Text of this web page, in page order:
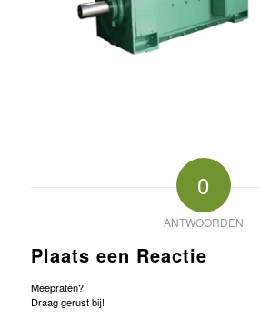
0
ANTWOORDEN
Plaats een Reactie
Meepraten?
Draag gerust bij!